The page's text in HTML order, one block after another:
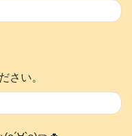
さい。